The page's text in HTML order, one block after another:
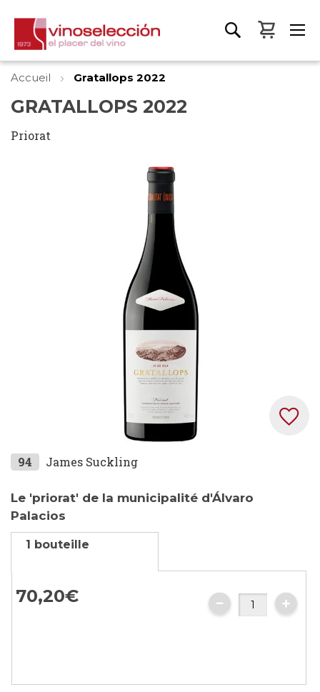
Mon
Accueil Gratallops 2022
GRATALLOPS 2022
Priorat
Skip
the
beginning
of
the
94 James Suckling
Le 'priorat' de la municipalité d'Álvaro
Palacios
1 bouteille
70,20€